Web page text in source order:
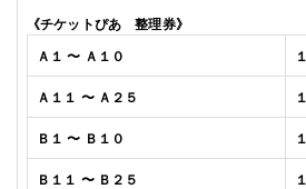
《チケットぴあ整理券》
Ａ１ 〜 Ａ１０
Ａ１１ 〜 Ａ２５
Ｂ１ 〜 Ｂ１０
Ｂ１１ 〜 Ｂ２５